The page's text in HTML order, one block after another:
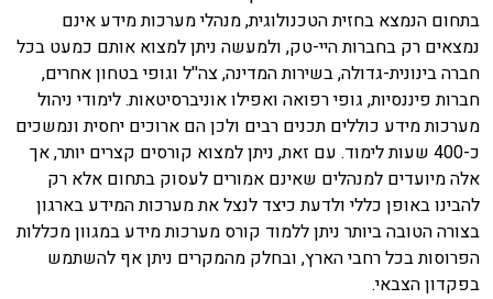
בתחום הנמצא בחזית הטכנולוגית, מנהלי מערכות מידע אינם
נמצאים רק בחברות היי-טק, ולמעשה ניתן למצוא אותם כמעט בכל
חברה בינונית-גדולה, בשירות המדינה, צה''ל וגופי בטחון אחרים,
חברות פיננסיות, גופי רפואה ואפילו אוניברסיטאות. לימודי ניהול
מערכות מידע כוללים תכנים רבים ולכן הם ארוכים יחסית ונמשכים
כ-400 שעות לימוד. עם זאת, ניתן למצוא קורסים קצרים יותר, אך
אלה מיועדים למנהלים שאינם אמורים לעסוק בתחום אלא רק
להבינו באופן כללי ולדעת כיצד לנצל את מערכות המידע בארגון
בצורה הטובה ביותר ניתן ללמוד קורס מערכות מידע במגוון מכללות
הפרוסות בכל רחבי הארץ, ובחלק מהמקרים ניתן אף להשתמש
בפקדון הצבאי.